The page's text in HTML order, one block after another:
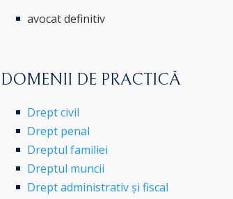
avocat definitiv
DOMENII DE PRACTICĂ
Drept civil
Drept penal
Dreptul familiei
Dreptul muncii
Drept administrativ și fiscal